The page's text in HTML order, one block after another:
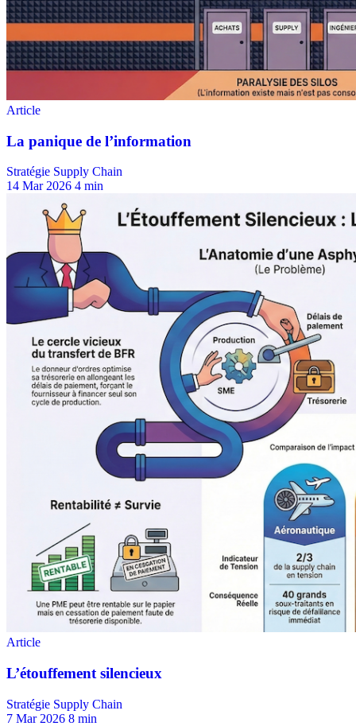
Stratégie Supply Chain
14 Mar 2026 4 min
Stratégie Supply Chain
7 Mar 2026 8 min